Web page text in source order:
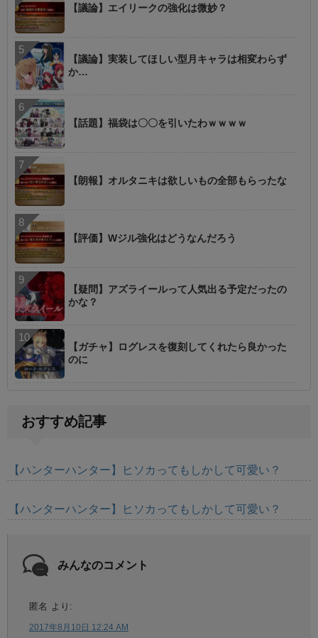
【議論】エイリークの強化は微妙？
【議論】実装してほしい型月キャラは相変わらず
か…
【話題】福袋は〇〇を引いたわｗｗｗｗ
【朗報】オルタニキは欲しいもの全部もらったな
【評価】Wジル強化はどうなんだろう
【疑問】アズライールって人気出る予定だったの
かな？
【ガチャ】ログレスを復刻してくれたら良かった
のに
おすすめ記事
【ハンターハンター】ヒソカってもしかして可愛い？
【ハンターハンター】ヒソカってもしかして可愛い？
みんなのコメント
匿名 より:
2017年8月10日 12:24 AM